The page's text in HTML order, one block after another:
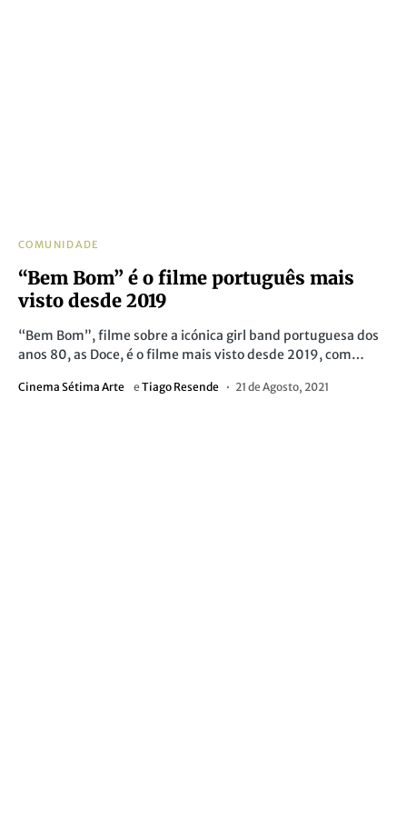
COMUNIDADE
“Bem Bom” é o filme português mais
visto desde 2019
“Bem Bom”, filme sobre a icónica girl band portuguesa dos
anos 80, as Doce, é o filme mais visto desde 2019, com…
Cinema Sétima Arte e Tiago Resende 21 de Agosto, 2021